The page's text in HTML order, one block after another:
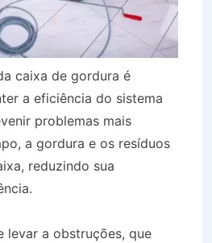
caixa de gordura é
a eficiência do sistema
problemas mais
a gordura e os resíduos
reduzindo sua
levar a obstruções, que